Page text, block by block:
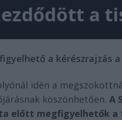
a
a kérészrajzás a
idén a
köszönhetően. A
előtt megfigyelhetők a